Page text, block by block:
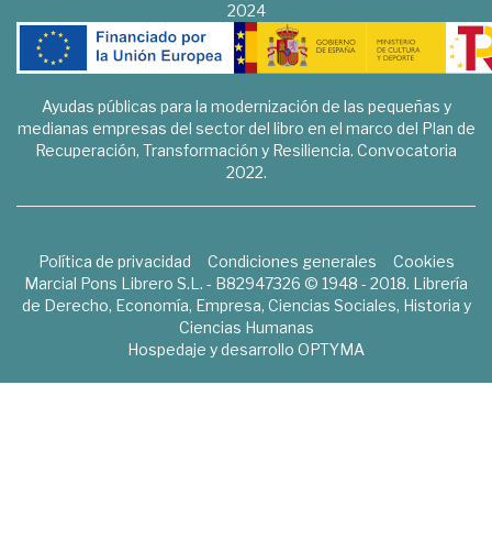
2024
Ayudas públicas para la modernización de las pequeñas y
medianas empresas del sector del libro en el marco del Plan de
Recuperación, Transformación y Resiliencia. Convocatoria
2022.
Política de privacidad Condiciones generales
Cookies
Marcial Pons Librero S.L. - B82947326 © 1948 - 2018. Librería
de Derecho, Economía, Empresa, Ciencias Sociales, Historia y
Ciencias Humanas
Hospedaje y desarrollo OPTYMA